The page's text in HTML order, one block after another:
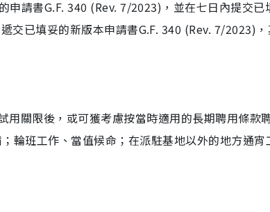
請書G.F. 340 (Rev. 7/2023)，並在七日內提交已
交已填妥的新版本申請書G.F. 340 (Rev. 7/2023)，
關限後，或可獲考慮按當時適用的長期聘用條款
輪班工作、當值候命；在派駐基地以外的地方通宵